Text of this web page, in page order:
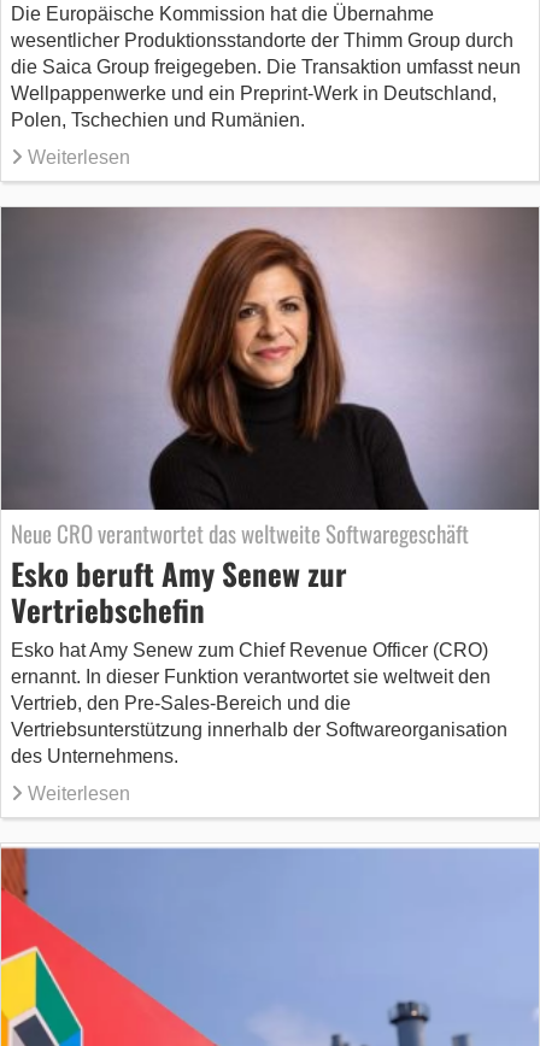
Die Europäische Kommission hat die Übernahme
wesentlicher Produktionsstandorte der Thimm Group durch
die Saica Group freigegeben. Die Transaktion umfasst neun
Wellpappenwerke und ein Preprint-Werk in Deutschland,
Polen, Tschechien und Rumänien.
Weiterlesen
Neue CRO verantwortet das weltweite Softwaregeschäft
Esko beruft Amy Senew zur
Vertriebschefin
Esko hat Amy Senew zum Chief Revenue Officer (CRO)
ernannt. In dieser Funktion verantwortet sie weltweit den
Vertrieb, den Pre-Sales-Bereich und die
Vertriebsunterstützung innerhalb der Softwareorganisation
des Unternehmens.
Weiterlesen